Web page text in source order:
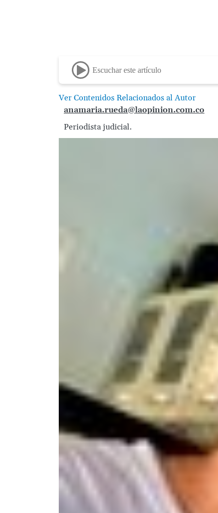
Escuchar este artículo
Ver Contenidos Relacionados al Autor
anamaria.rueda@laopinion.com.co
Periodista judicial.